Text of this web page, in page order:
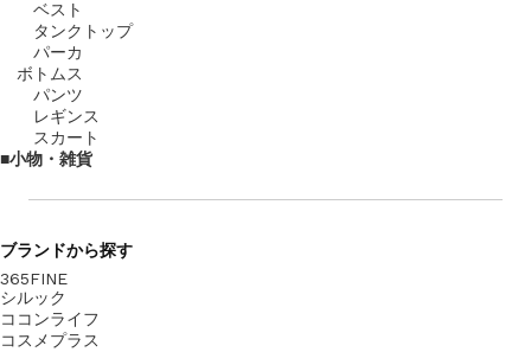
ベスト
タンクトップ
パーカ
ボトムス
パンツ
レギンス
スカート
小物・雑貨
ブランドから探す
365FINE
シルック
ココンライフ
コスメプラス